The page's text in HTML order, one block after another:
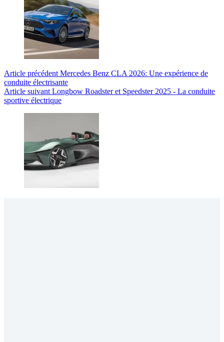
Article précédent Mercedes Benz CLA 2026: Une expérience de
conduite électrisante
Article suivant Longbow Roadster et Speedster 2025 - La conduite
sportive électrique